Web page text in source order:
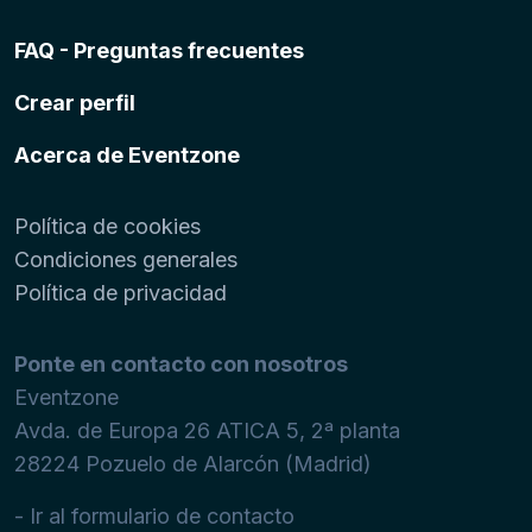
FAQ - Preguntas frecuentes
Crear perfil
Acerca de Eventzone
Política de cookies
Condiciones generales
Política de privacidad
Ponte en contacto con nosotros
Eventzone
Avda. de Europa 26 ATICA 5, 2ª planta
28224 Pozuelo de Alarcón (Madrid)
- Ir al formulario de contacto